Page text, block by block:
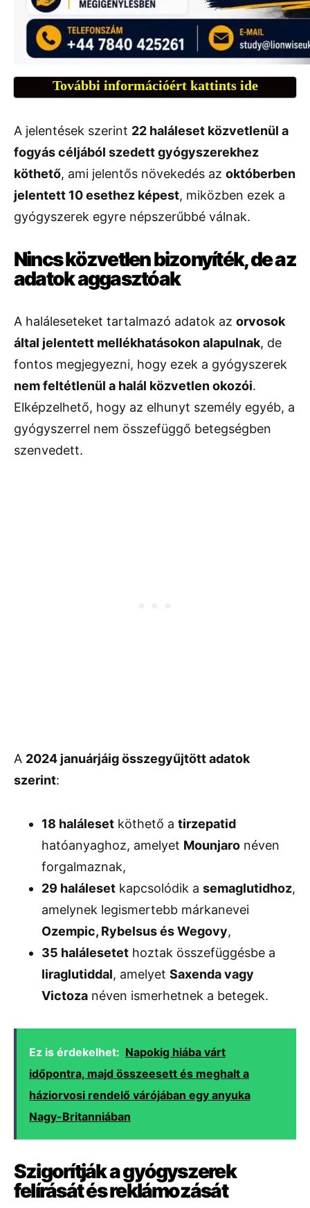
További információért kattints ide
A jelentések szerint 22 haláleset közvetlenül a
fogyás céljából szedett gyógyszerekhez
köthető, ami jelentős növekedés az októberben
jelentett 10 esethez képest, miközben ezek a
gyógyszerek egyre népszerűbbé válnak.
Nincs közvetlen bizonyíték, de az
adatok aggasztóak
A haláleseteket tartalmazó adatok az orvosok
által jelentett mellékhatásokon alapulnak, de
fontos megjegyezni, hogy ezek a gyógyszerek
nem feltétlenül a halál közvetlen okozói.
Elképzelhető, hogy az elhunyt személy egyéb, a
gyógyszerrel nem összefüggő betegségben
szenvedett.
A 2024 januárjáig összegyűjtött adatok
szerint:
18 haláleset köthető a tirzepatid
hatóanyaghoz, amelyet Mounjaro néven
forgalmaznak,
29 haláleset kapcsolódik a semaglutidhoz,
amelynek legismertebb márkanevei
Ozempic, Rybelsus és Wegovy,
35 halálesetet hoztak összefüggésbe a
liraglutiddal, amelyet Saxenda vagy
Victoza néven ismerhetnek a betegek.
Ez is érdekelhet: Napokig hiába várt
időpontra, majd összeesett és meghalt a
háziorvosi rendelő várójában egy anyuka
Nagy-Britanniában
Szigorítják a gyógyszerek
felírását és reklámozását